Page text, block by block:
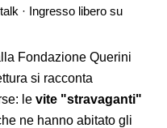
· Ingresso libero su
Fondazione Querini
si racconta
le vite "stravaganti"
ne hanno abitato gli